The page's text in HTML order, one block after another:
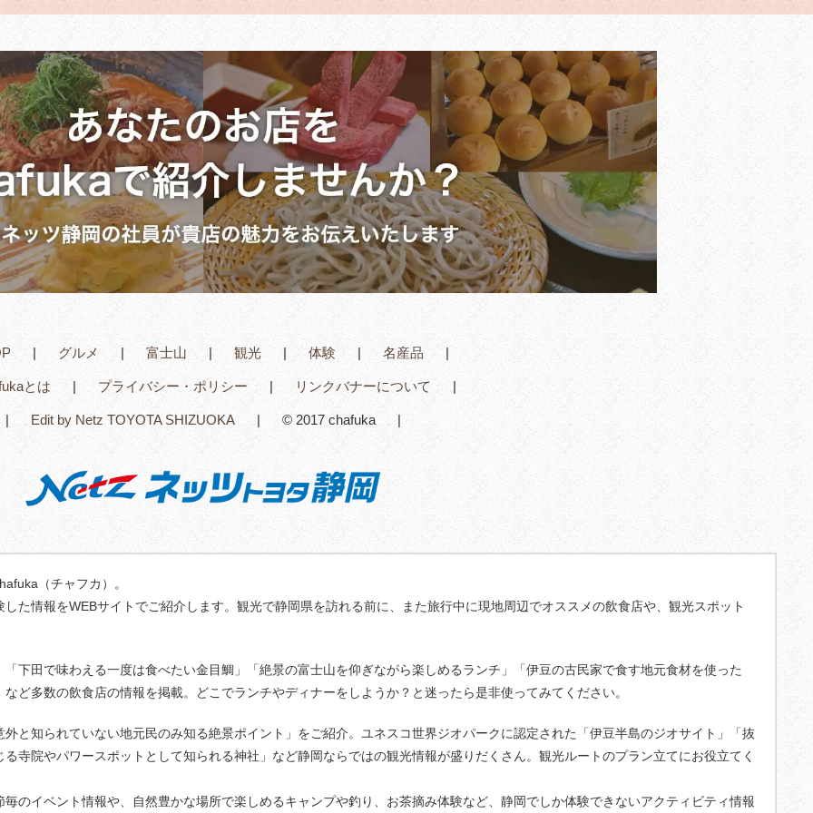
グルメ 富士山 観光 体験 名産品
とは プライバシー・ポリシー リンクバナーについて
Edit by Netz TOYOTA SHIZUOKA © 2017 chafuka
（チャフカ）。
た情報をWEBサイトでご紹介します。観光で静岡県を訪れる前に、また旅行中に現地周辺でオススメの飲食店や、観光スポット
下田で味わえる一度は食べたい金目鯛」「絶景の富士山を仰ぎながら楽しめるランチ」「伊豆の古民家で食す地元食材を使った
ど多数の飲食店の情報を掲載。どこでランチやディナーをしようか？と迷ったら是非使ってみてください。
と知られていない地元民のみ知る絶景ポイント」をご紹介。ユネスコ世界ジオパークに認定された「伊豆半島のジオサイト」「抜
寺院やパワースポットとして知られる神社」など静岡ならではの観光情報が盛りだくさん。観光ルートのプラン立てにお役立てく
のイベント情報や、自然豊かな場所で楽しめるキャンプや釣り、お茶摘み体験など、静岡でしか体験できないアクティビティ情報